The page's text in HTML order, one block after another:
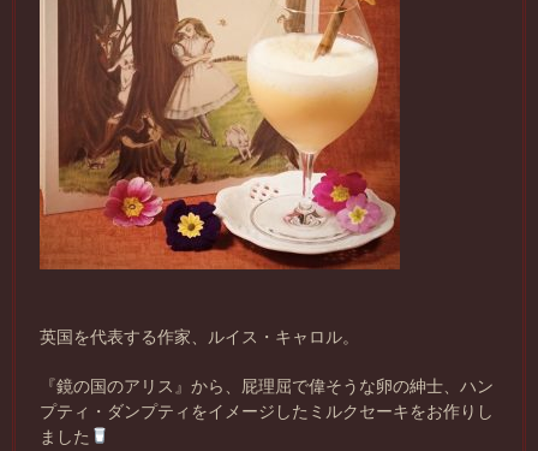
英国を代表する作家、ルイス・キャロル。
『鏡の国のアリス』から、屁理屈で偉そうな卵の紳士、ハン
プティ・ダンプティをイメージしたミルクセーキをお作りし
ました